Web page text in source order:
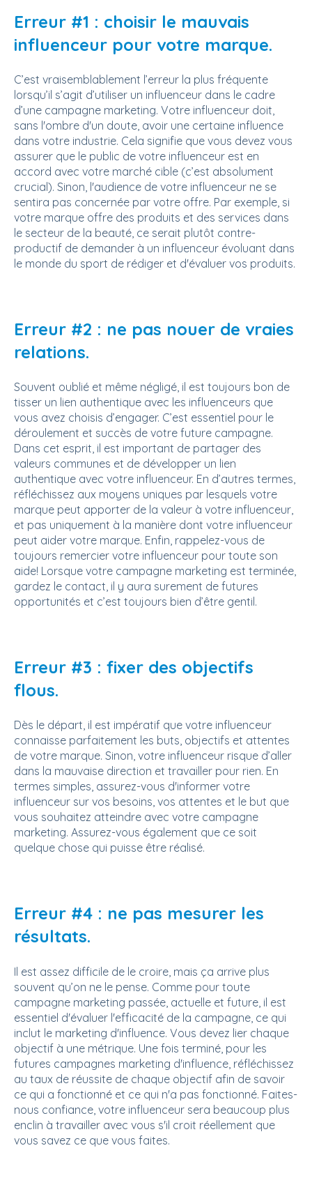
Erreur #1 : choisir le mauvais
influenceur pour votre marque.
C’est vraisemblablement l’erreur la plus fréquente
lorsqu’il s’agit d’utiliser un influenceur dans le cadre
d’une campagne marketing. Votre influenceur doit,
sans l'ombre d'un doute, avoir une certaine influence
dans votre industrie. Cela signifie que vous devez vous
assurer que le public de votre influenceur est en
accord avec votre marché cible (c’est absolument
crucial). Sinon, l'audience de votre influenceur ne se
sentira pas concernée par votre offre. Par exemple, si
votre marque offre des produits et des services dans
le secteur de la beauté, ce serait plutôt contre-
productif de demander à un influenceur évoluant dans
le monde du sport de rédiger et d'évaluer vos produits.
Erreur #2 : ne pas nouer de vraies
relations.
Souvent oublié et même négligé, il est toujours bon de
tisser un lien authentique avec les influenceurs que
vous avez choisis d’engager. C’est essentiel pour le
déroulement et succès de votre future campagne.
Dans cet esprit, il est important de partager des
valeurs communes et de développer un lien
authentique avec votre influenceur. En d’autres termes,
réfléchissez aux moyens uniques par lesquels votre
marque peut apporter de la valeur à votre influenceur,
et pas uniquement à la manière dont votre influenceur
peut aider votre marque. Enfin, rappelez-vous de
toujours remercier votre influenceur pour toute son
aide! Lorsque votre campagne marketing est terminée,
gardez le contact, il y aura surement de futures
opportunités et c’est toujours bien d’être gentil.
Erreur #3 : fixer des objectifs
flous.
Dès le départ, il est impératif que votre influenceur
connaisse parfaitement les buts, objectifs et attentes
de votre marque. Sinon, votre influenceur risque d’aller
dans la mauvaise direction et travailler pour rien. En
termes simples, assurez-vous d'informer votre
influenceur sur vos besoins, vos attentes et le but que
vous souhaitez atteindre avec votre campagne
marketing. Assurez-vous également que ce soit
quelque chose qui puisse être réalisé.
Erreur #4 : ne pas mesurer les
résultats.
Il est assez difficile de le croire, mais ça arrive plus
souvent qu’on ne le pense. Comme pour toute
campagne marketing passée, actuelle et future, il est
essentiel d'évaluer l'efficacité de la campagne, ce qui
inclut le marketing d'influence. Vous devez lier chaque
objectif à une métrique. Une fois terminé, pour les
futures campagnes marketing d'influence, réfléchissez
au taux de réussite de chaque objectif afin de savoir
ce qui a fonctionné et ce qui n'a pas fonctionné. Faites-
nous confiance, votre influenceur sera beaucoup plus
enclin à travailler avec vous s'il croit réellement que
vous savez ce que vous faites.